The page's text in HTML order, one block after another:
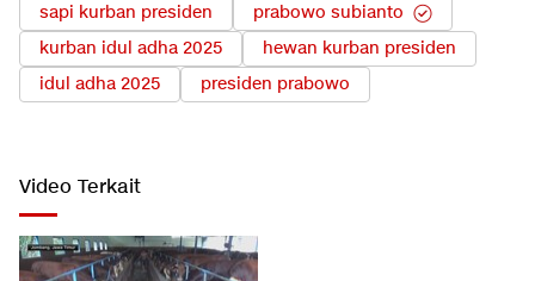
sapi kurban presiden
prabowo subianto
kurban idul adha 2025
hewan kurban presiden
idul adha 2025
presiden prabowo
Video Terkait